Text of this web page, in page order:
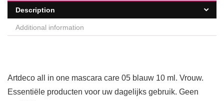
Description
Additional information
Artdeco all in one mascara care 05 blauw 10 ml. Vrouw.
Essentiële producten voor uw dagelijks gebruik. Geen